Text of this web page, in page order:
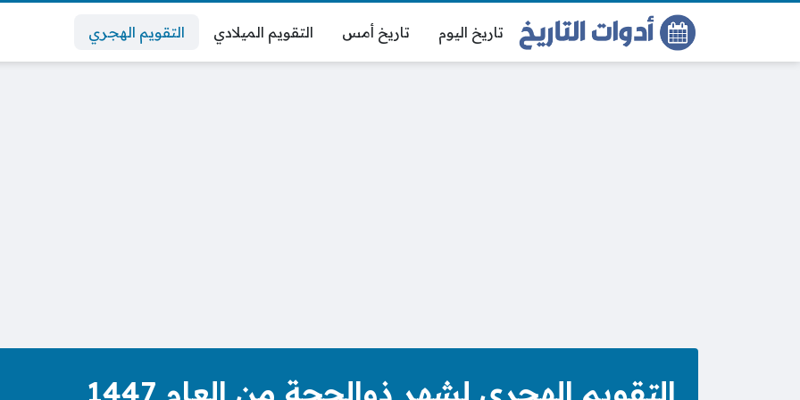
تاريخ اليوم تاريخ أمس التقويم الميلادي التقويم الهجري
التقويم الهجري لشهر ذوالحجة من العام 1447